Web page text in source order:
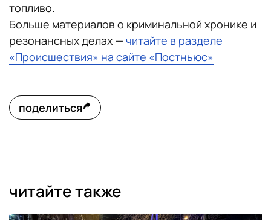
топливо.
Больше материалов о криминальной хронике и
резонансных делах — читайте в разделе
«Происшествия» на сайте «Постньюс»
поделиться
читайте также